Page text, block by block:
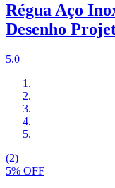
Régua Aço
Desenho
5.0
(2)
5% OFF